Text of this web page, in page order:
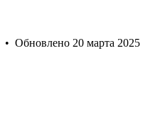
• Обновлено 20 марта 2025